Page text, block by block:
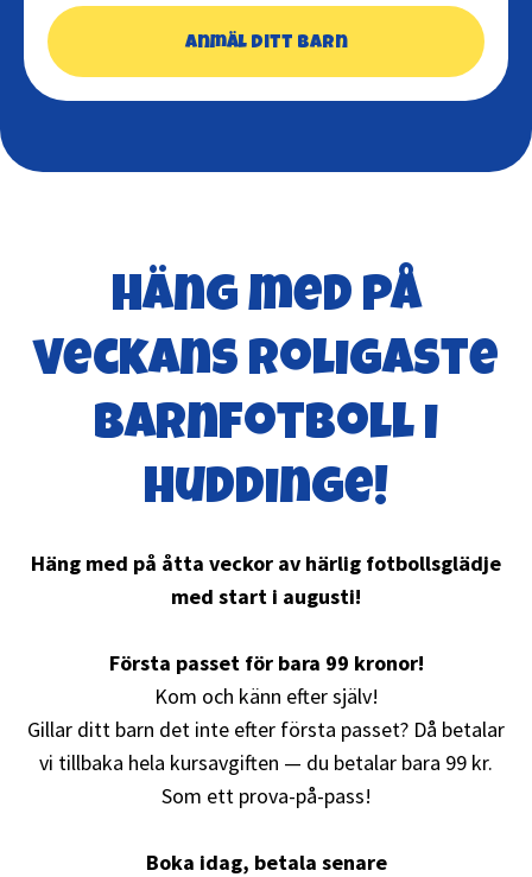
Anmäl ditt barn
Häng med på
veckans roligaste
barnfotboll i
Huddinge!
Häng med på åtta veckor av härlig fotbollsglädje
med start i augusti!
Första passet för bara 99 kronor!
Kom och känn efter själv!
Gillar ditt barn det inte efter första passet? Då betalar
vi tillbaka hela kursavgiften — du betalar bara 99 kr.
Som ett prova-på-pass!
Boka idag, betala senare